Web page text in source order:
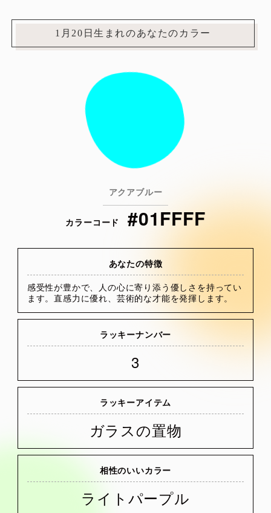
1月20日生まれのあなたのカラー
アクアブルー
カラーコード #01FFFF
あなたの特徴
感受性が豊かで、人の心に寄り添う優しさを持ってい
ます。直感力に優れ、芸術的な才能を発揮します。
ラッキーナンバー
3
ラッキーアイテム
ガラスの置物
相性のいいカラー
ライトパープル